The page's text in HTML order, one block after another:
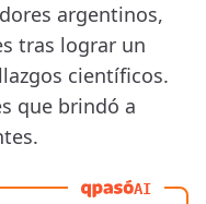
argentinos,
tras lograr un
científicos.
que brindó a
AI